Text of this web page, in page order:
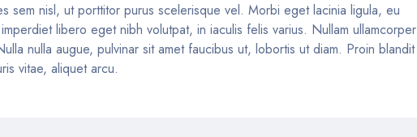
nisl, ut porttitor purus scelerisque vel. Morbi eget lacinia ligula, eu
libero eget nibh volutpat, in iaculis felis varius. Nullam ullamcorper
nulla augue, pulvinar sit amet faucibus ut, lobortis ut diam. Proin blandit
vitae, aliquet arcu.